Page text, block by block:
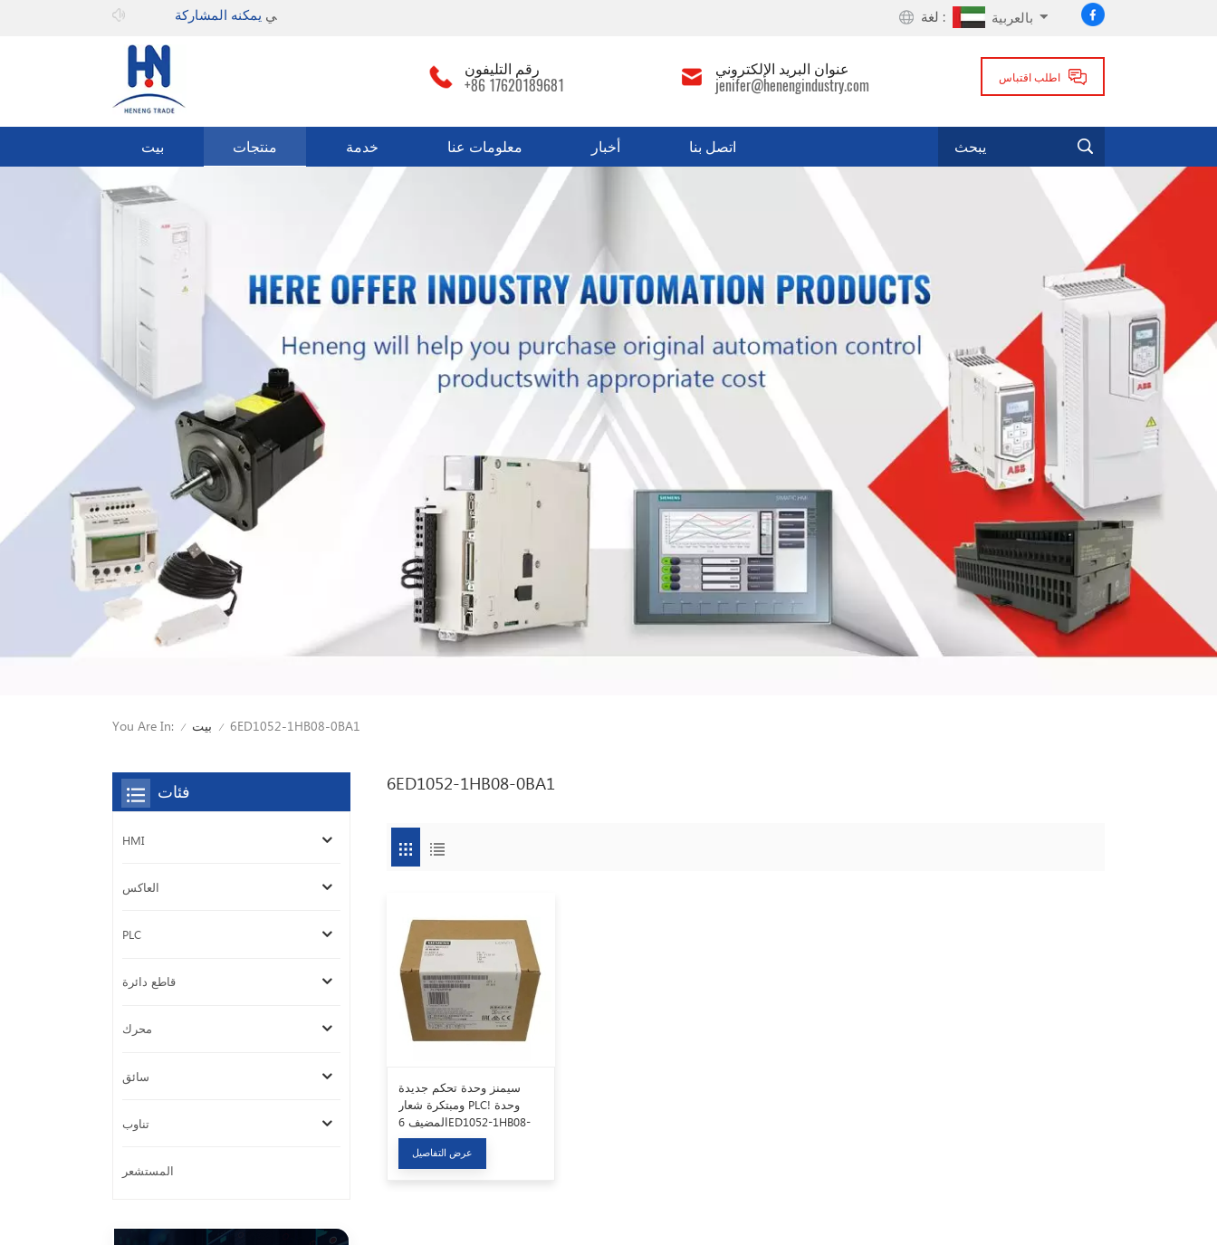
مرحبا بك فييمكنه المشاركة لغة : بالعربية
اطلب اقتباس
رقم التليفون
+86 17620189681
عنوان البريد الإلكتروني
jenifer@henengindustry.com
بيت منتجات خدمة معلومات عنا أخبار اتصل بنا
You Are In: / بيت / 6ED1052-1HB08-0BA1
6ED1052-1HB08-0BA1
سيمنز وحدة تحكم جديدة
ومبتكرة شعار PLC! وحدة
المضيف 6ED1052-1HB08-
0BA1
عرض التفاصيل
فئات
HMI
العاكس
PLC
قاطع دائرة
محرك
سائق
تناوب
المستشعر